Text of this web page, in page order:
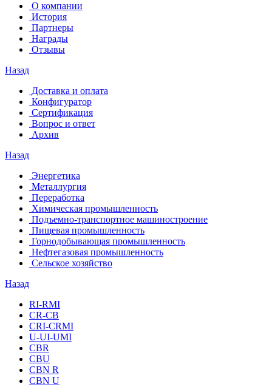
О компании
История
Партнеры
Награды
Отзывы
Назад
Доставка и оплата
Конфигуратор
Сертификация
Вопрос и ответ
Архив
Назад
Энергетика
Металлургия
Переработка
Химическая промышленность
Подъемно-транспортное машиностроение
Пищевая промышленность
Горнодобывающая промышленность
Нефтегазовая промышленность
Сельское хозяйство
Назад
RI-RMI
CR-CB
СRI-СRMI
U-UI-UMI
CBR
CBU
CBN R
CBN U